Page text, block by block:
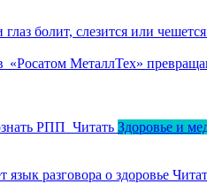
болит, слезится или чешется
МеталлТех»
РПП Читать Здоровье и
язык разговора о здоровье